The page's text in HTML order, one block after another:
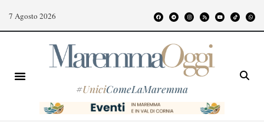
7 Agosto 2026
#UniciComeLaMaremma